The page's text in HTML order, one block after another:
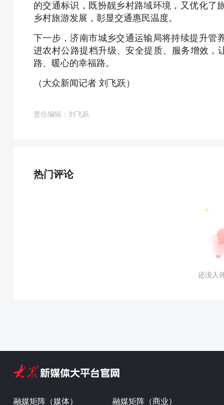
的交通标识，既扮靓乡村路域环境，又优化了
乡村旅游发展，彰显交通惠民温度。
下一步，济南市城乡交通运输局将持续提升管
进农村公路提档升级、安全提质、服务增效，
路、暖心的幸福路。
（大众新闻记者 刘飞跃）
责任编辑：刘飞跃
热门评论
还没人
融媒矩阵（媒体） 融媒矩阵（商业）